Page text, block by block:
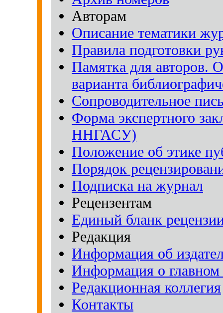
Авторам
Описание тематики
Правила подготовки
Памятка для авторов.
варианта
Сопроводительное
Форма экспертного
ННГАСУ)
Положение об этике
Порядок
Подписка на журнал
Рецензентам
Единый бланк
Редакция
Информация об
Информация о главном
Редакционная коллегия
Контакты